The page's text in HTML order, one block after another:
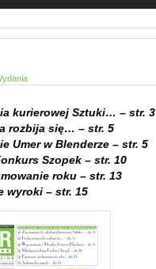
kurierowej Sztuki… – str. 3
rozbija się… – str. 5
Umer w Blenderze – str. 5
Szopek – str. 10
roku – str. 13
wyroki – str. 15